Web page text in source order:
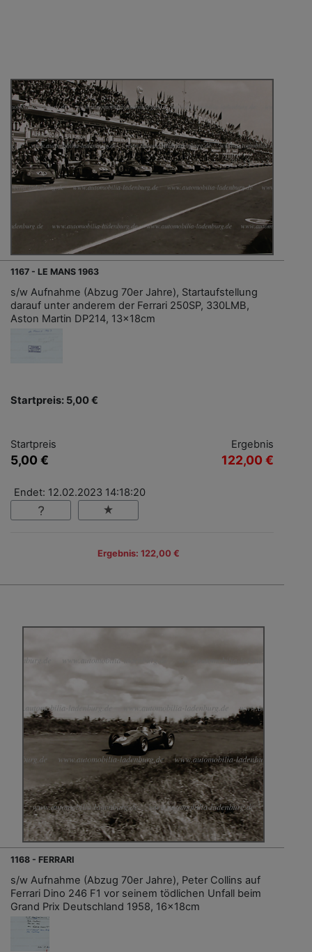
1167 - LE MANS 1963
s/w Aufnahme (Abzug 70er Jahre), Startaufstellung
darauf unter anderem der Ferrari 250SP, 330LMB,
Aston Martin DP214, 13x18cm
Startpreis: 5,00 €
Startpreis
5,00 €
Ergebnis
122,00 €
Endet: 12.02.2023 14:18:20
Ergebnis: 122,00 €
1168 - FERRARI
s/w Aufnahme (Abzug 70er Jahre), Peter Collins auf
Ferrari Dino 246 F1 vor seinem tödlichen Unfall beim
Grand Prix Deutschland 1958, 16x18cm